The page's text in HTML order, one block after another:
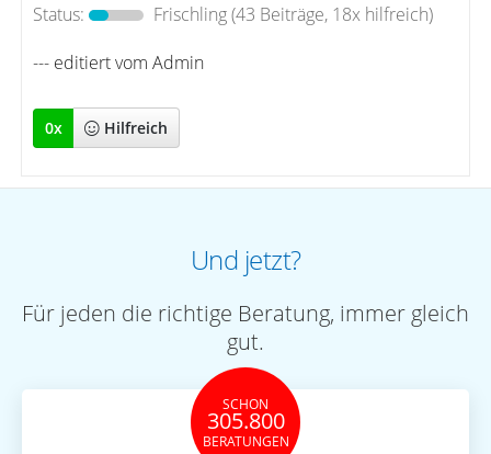
Status:
Frischling(43 Beiträge, 18x hilfreich)
--- editiert vom Admin
0x Hilfreich
Und jetzt?
Für jeden die richtige Beratung, immer gleich
gut.
SCHON
305.800
BERATUNGEN